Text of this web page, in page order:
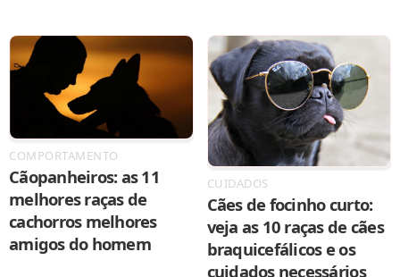
COMPORTAMENTO
Cãopanheiros: as 11
melhores raças de
cachorros melhores
amigos do homem
CUIDADOS
Cães de focinho curto:
veja as 10 raças de cães
braquicefálicos e os
cuidados necessários